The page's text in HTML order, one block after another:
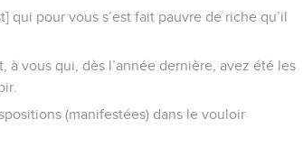
qui pour vous s’est fait pauvre de riche qu’il
à vous qui, dès l’année dernière, avez été les
(manifestées) dans le vouloir